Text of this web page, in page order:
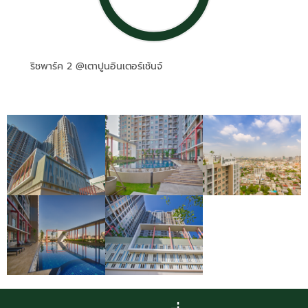
ริชพาร์ค 2 @เตาปูนอินเตอร์เช้นจ์